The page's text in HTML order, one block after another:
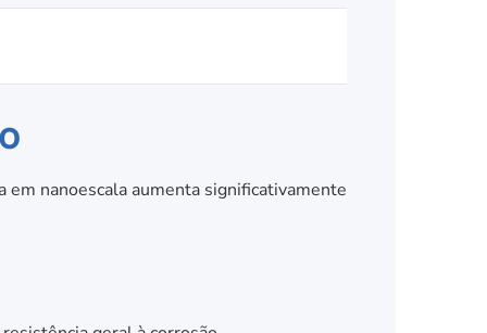
nanoescala aumenta significativamente